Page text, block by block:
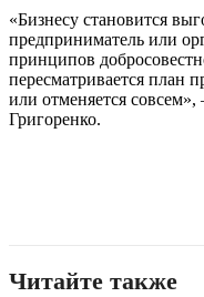
«Бизнесу становится
предприниматель или
принципов
пересматривается план
или отменяется
Григоренко.
Читайте также